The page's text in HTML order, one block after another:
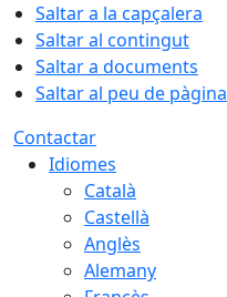
Saltar a la capçalera
Saltar al contingut
Saltar a documents
Saltar al peu de pàgina
Contactar
Idiomes
Català
Castellà
Anglès
Alemany